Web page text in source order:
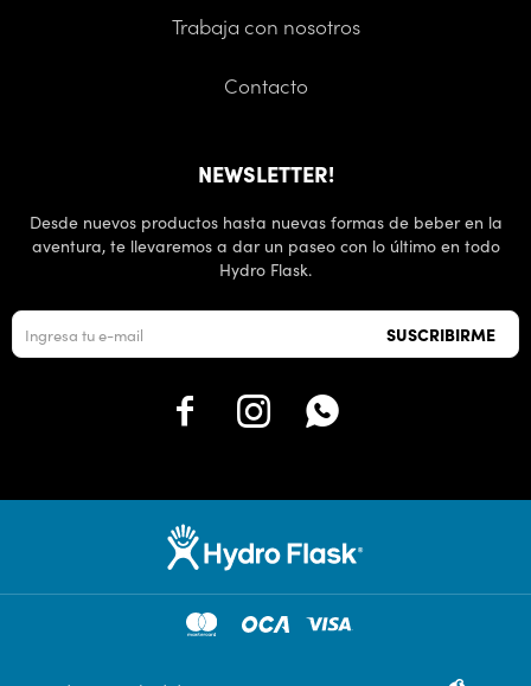
Trabaja con nosotros
Contacto
NEWSLETTER!
Desde nuevos productos hasta nuevas formas de beber en la
aventura, te llevaremos a dar un paseo con lo último en todo
Hydro Flask.
SUSCRIBIRME
  